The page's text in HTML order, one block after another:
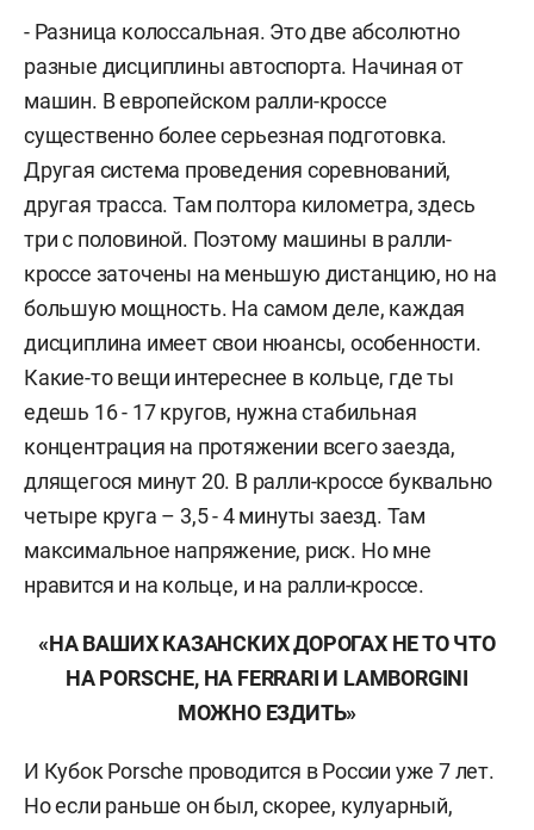
- Разница колоссальная. Это две абсолютно
разные дисциплины автоспорта. Начиная от
машин. В европейском ралли-кроссе
существенно более серьезная подготовка.
Другая система проведения соревнований,
другая трасса. Там полтора километра, здесь
три с половиной. Поэтому машины в ралли-
кроссе заточены на меньшую дистанцию, но на
большую мощность. На самом деле, каждая
дисциплина имеет свои нюансы, особенности.
Какие-то вещи интереснее в кольце, где ты
едешь 16 - 17 кругов, нужна стабильная
концентрация на протяжении всего заезда,
длящегося минут 20. В ралли-кроссе буквально
четыре круга – 3,5 - 4 минуты заезд. Там
максимальное напряжение, риск. Но мне
нравится и на кольце, и на ралли-кроссе.
«НА ВАШИХ КАЗАНСКИХ ДОРОГАХ НЕ ТО ЧТО
НАPORSCHE, НА FERRARI И LAMBORGINI
МОЖНО ЕЗДИТЬ»
И Кубок Porsche проводится в России уже 7 лет.
Но если раньше он был, скорее, кулуарный,